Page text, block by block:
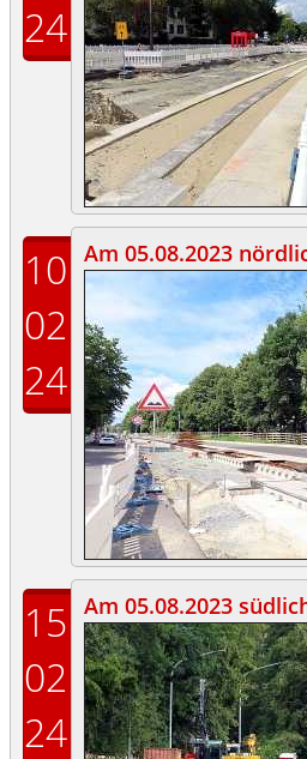
24
10
02
24
Am 05.08.2023
15
02
24
Am 05.08.2023